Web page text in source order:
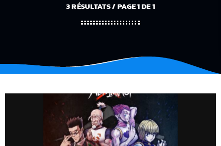
3 RÉSULTATS / PAGE 1 DE 1